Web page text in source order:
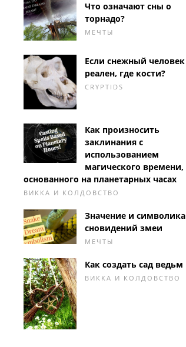
Что означают сны о
торнадо?
МЕЧТЫ
Если снежный человек
реален, где кости?
CRYPTIDS
Как произносить
заклинания с
использованием
магического времени,
основанного на планетарных часах
ВИККА И КОЛДОВСТВО
Значение и символика
сновидений змеи
МЕЧТЫ
Как создать сад ведьм
ВИККА И КОЛДОВСТВО